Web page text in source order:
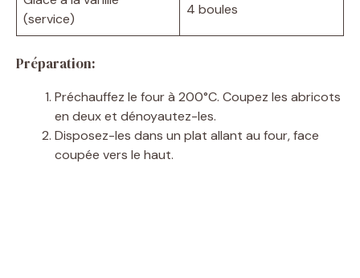
(service)
4 boules
Préparation:
Préchauffez le four à 200°C. Coupez les abricots
en deux et dénoyautez-les.
Disposez-les dans un plat allant au four, face
coupée vers le haut.